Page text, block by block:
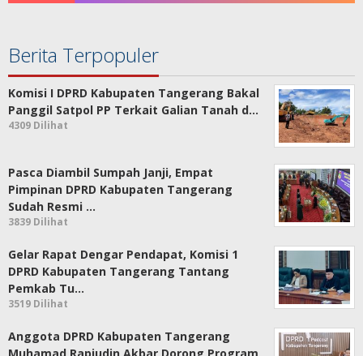
Berita Terpopuler
Komisi I DPRD Kabupaten Tangerang Bakal
Panggil Satpol PP Terkait Galian Tanah d…
4309 Dilihat
Pasca Diambil Sumpah Janji, Empat
Pimpinan DPRD Kabupaten Tangerang
Sudah Resmi …
3839 Dilihat
Gelar Rapat Dengar Pendapat, Komisi 1
DPRD Kabupaten Tangerang Tantang
Pemkab Tu…
3519 Dilihat
Anggota DPRD Kabupaten Tangerang
Muhamad Rapiudin Akbar Dorong Program